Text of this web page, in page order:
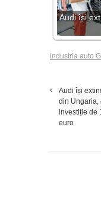
Audi își
industria auto
Audi își
din Ungaria,
investiție de
euro